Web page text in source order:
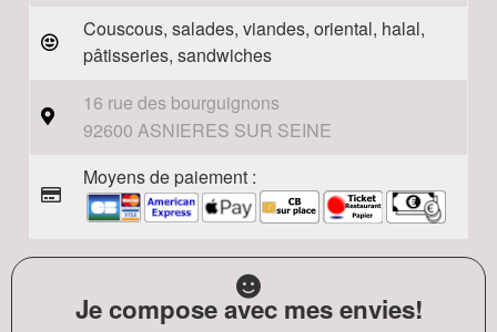
Couscous, salades, viandes, oriental, halal,
pâtisseries, sandwiches
16 rue des bourguignons
92600 ASNIERES SUR SEINE
Moyens de paiement :
Je compose avec mes envies!